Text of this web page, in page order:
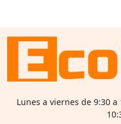
Lunes a viernes de 9:30